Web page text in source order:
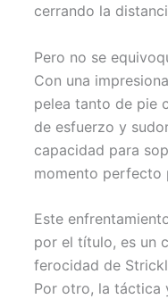
cerrando la
Pero no se
Con una
pelea tanto de pie
de esfuerzo y
capacidad para
momento perfecto
Este
por el título, es un
ferocidad de
Por otro, la táctica